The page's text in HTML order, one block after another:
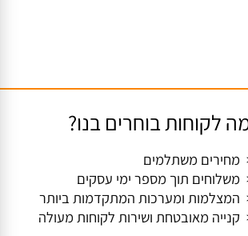
לקוחות בוחרים בנו?
מחירים משתלמים
משלוחים תוך מספר ימי עסקים
המצלמות ומערכות המתקדמות ביותר
מאובטחת ושירות לקוחות מעולה